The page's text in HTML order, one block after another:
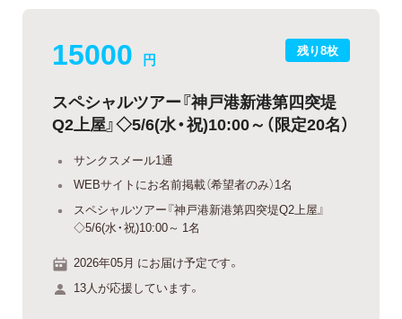
残り8枚
15000 円
スペシャルツアー『神戸港新港第四突堤
Q2上屋』◇5/6(水・祝)10:00～（限定20名）
サンクスメール1通
WEBサイトにお名前掲載（希望者のみ）1名
スペシャルツアー『神戸港新港第四突堤Q2上屋』
◇5/6(水・祝)10:00～ 1名
2026年05月 にお届け予定です。
13人が応援しています。